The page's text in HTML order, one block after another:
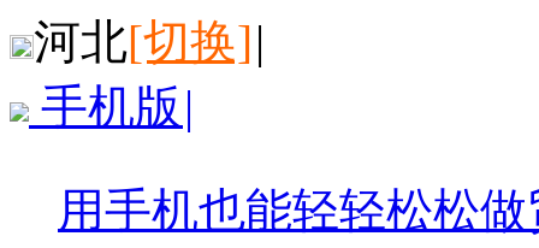
河北[切换]|
手机版 |
用手机也能轻轻松松